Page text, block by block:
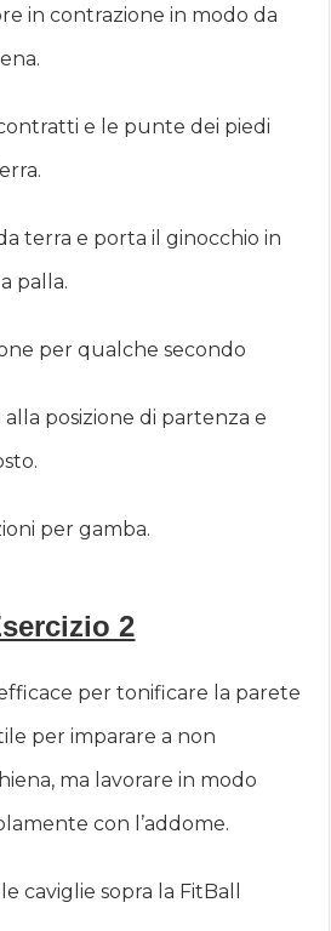
in contrazione in modo da
e le punte dei piedi
terra e porta il ginocchio in
palla.
per qualche secondo
posizione di partenza e
per gamba.
2
per tonificare la parete
per imparare a non
ma lavorare in modo
con l’addome.
caviglie sopra la FitBall